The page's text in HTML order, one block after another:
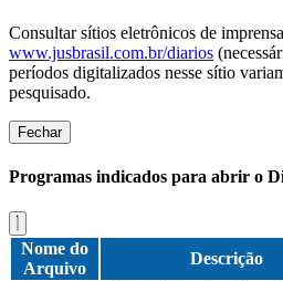
Consultar sítios eletrônicos de
www.jusbrasil.com.br/diarios
períodos digitalizados nesse sítio
pesquisado.
Fechar
Programas indicados para abrir o
Nome do
Arquivo
Descrição